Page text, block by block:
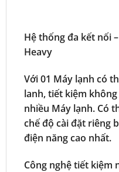
Hệ thống đa kết nối
Heavy
Với 01 Máy lạnh có
lanh, tiết kiệm
nhiều Máy lạnh. Có
chế độ cài đặt riêng
điện năng cao nhất.
Công nghệ tiết kiệm